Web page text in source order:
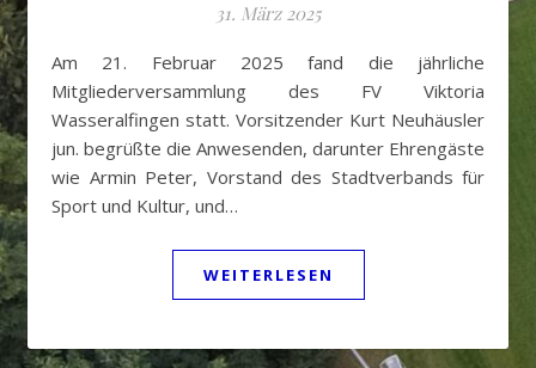
31. März 2025
Am 21. Februar 2025 fand die jährliche
Mitgliederversammlung des FV Viktoria
Wasseralfingen statt. Vorsitzender Kurt Neuhäusler
jun. begrüßte die Anwesenden, darunter Ehrengäste
wie Armin Peter, Vorstand des Stadtverbands für
Sport und Kultur, und…
WEITERLESEN